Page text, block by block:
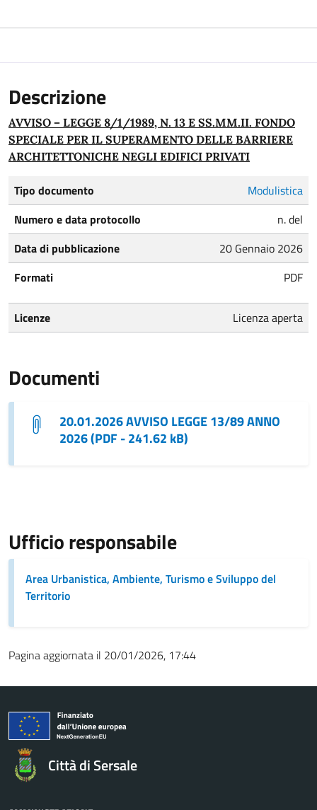
Descrizione
AVVISO – LEGGE 8/1/1989, N. 13 E SS.MM.II. FONDO
SPECIALE PER IL SUPERAMENTO DELLE BARRIERE
ARCHITETTONICHE NEGLI EDIFICI PRIVATI
Tipo documento
Modulistica
Numero e data protocollo
n. del
Data di pubblicazione
20 Gennaio 2026
Formati
PDF
Licenze Licenza aperta
Documenti
20.01.2026 AVVISO LEGGE 13/89 ANNO
2026 (PDF - 241.62 kB)
Ufficio responsabile
Area Urbanistica, Ambiente, Turismo e Sviluppo del
Territorio
Pagina aggiornata il 20/01/2026, 17:44
Città di Sersale